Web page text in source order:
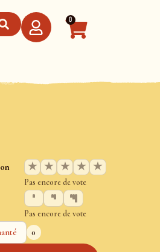
0
★ ★ ★ ★ ★
Pas encore de vote
Pas encore de vote
0